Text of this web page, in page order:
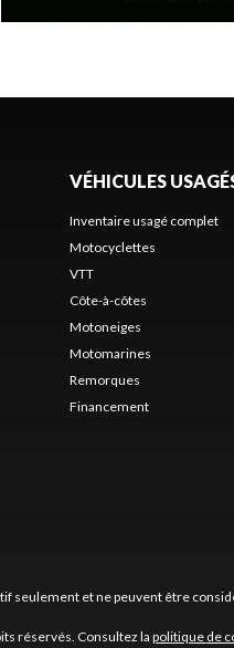
VÉHICULES
Inventaire usagé complet
Motocyclettes
VTT
Côte-à-côtes
Motoneiges
Motomarines
Remorques
Financement
seulement et ne peuvent être
réservés. Consultez la politique de